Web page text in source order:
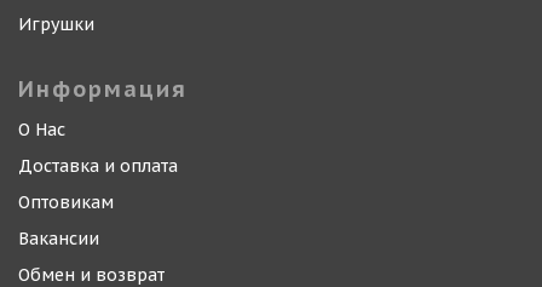
Игрушки
Информация
О Нас
Доставка и оплата
Оптовикам
Вакансии
Обмен и возврат